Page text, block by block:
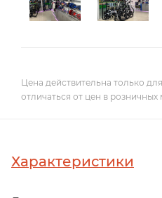
Цена действительна только
отличаться от цен в розничных
Характеристики